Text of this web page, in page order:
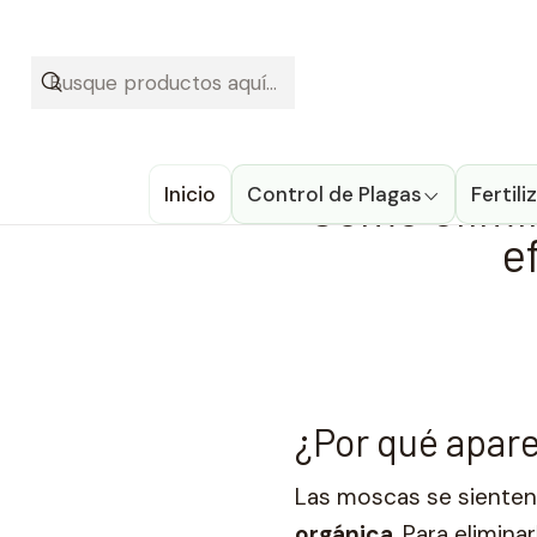
Inicio Control de Plagas
Cómo
¿Por qué
Las moscas se